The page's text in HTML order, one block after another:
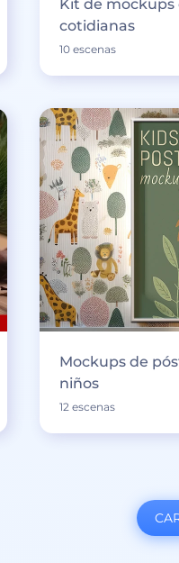
Kit de mockups
cotidianas
10 escenas
Mockups de
niños
12 escenas